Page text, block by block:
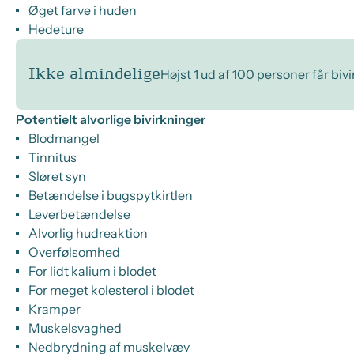
Øget farve i huden
Hedeture
Ikke almindeligeHøjst 1 ud af 100 personer får
Potentielt alvorlige bivirkninger
Blodmangel
Tinnitus
Sløret syn
Betændelse i bugspytkirtlen
Leverbetændelse
Alvorlig hudreaktion
Overfølsomhed
For lidt kalium i blodet
For meget kolesterol i blodet
Kramper
Muskelsvaghed
Nedbrydning af muskelvæv